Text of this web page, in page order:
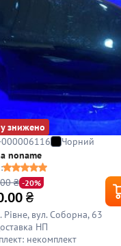
знижено
Чорний
noname
₴ -20%
₴
Рівне, вул. Соборна, 63
НП
некомплект